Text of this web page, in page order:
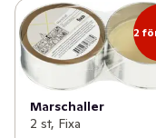
2
Marschaller
2 st, Fixa